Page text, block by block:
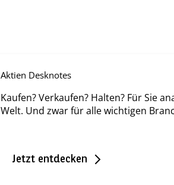
Aktien Desknotes
Kaufen? Verkaufen? Halten? Für Sie
Welt. Und zwar für alle wichtigen
Jetzt entdecken